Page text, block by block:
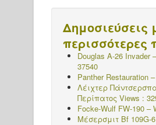
Δημοσιεύσεις
περισσότερες
Douglas A-26 Invader
37540
Panther Restauration
Λέιχτερ
Περίπατος Views :
Focke-Wulf FW-190 –
Μέσερσμιτ Bf 109G-